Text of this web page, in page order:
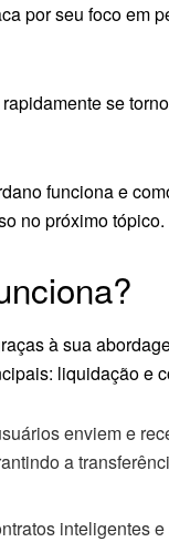
por seu foco em
se
funciona e
no próximo tópico.
à sua
liquidação e
enviem e
a
inteligentes